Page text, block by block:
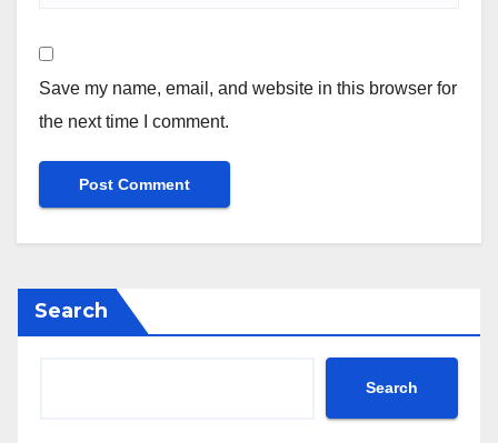
Save my name, email, and website in this browser for
the next time I comment.
Search
Search